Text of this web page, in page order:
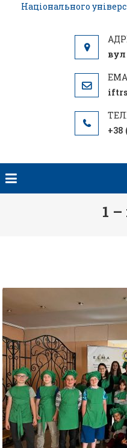
Національного
вул
+38
1 –